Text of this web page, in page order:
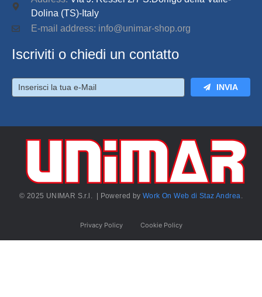
Dolina (TS)-Italy
E-mail address: info@unimar-shop.org
Iscriviti o chiedi un contatto
INVIA
© 2025 UNIMAR S.r.l. | Powered byWork On Web di Staz Andrea.
Privacy Policy Cookie Policy